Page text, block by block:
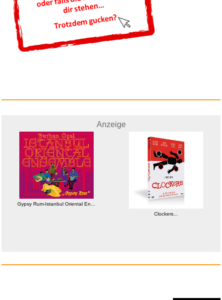
IKEA Gutscheinkarte 25€ -...
Anzeige
Gypsy Rum-Istanbul Oriental En...
Clockers...